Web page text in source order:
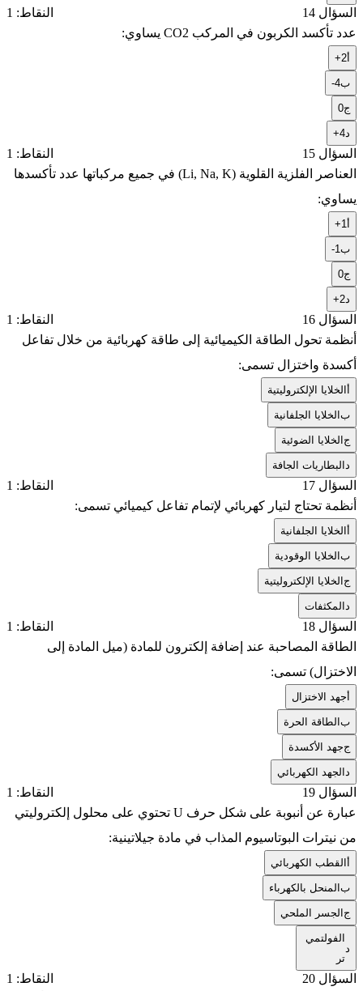
السؤال 14
النقاط: 1
عدد تأكسد الكربون في المركب CO2 يساوي:
+2
ب-4
ج0
+4
السؤال 15
النقاط: 1
العناصر الفلزية القلوية (Li, Na, K) في جميع مركباتها عدد تأكسدها
يساوي:
+1
ب-1
ج0
+2
السؤال 16
النقاط: 1
أنظمة تحول الطاقة الكيميائية إلى طاقة كهربائية من خلال تفاعل
أكسدة واختزال تسمى:
الخلايا الإلكتروليتية
بالخلايا الجلفانية
جالخلايا الضوئية
البطاريات الجافة
السؤال 17
النقاط: 1
أنظمة تحتاج لتيار كهربائي لإتمام تفاعل كيميائي تسمى:
الخلايا الجلفانية
بالخلايا الوقودية
جالخلايا الإلكتروليتية
المكثفات
السؤال 18
النقاط: 1
الطاقة المصاحبة عند إضافة إلكترون للمادة (ميل المادة إلى
الاختزال) تسمى:
جهد الاختزال
بالطاقة الحرة
ججهد الأكسدة
الجهد الكهربائي
السؤال 19
النقاط: 1
عبارة عن أنبوبة على شكل حرف U تحتوي على محلول إلكتروليتي
من نيترات البوتاسيوم المذاب في مادة جيلاتينية:
القطب الكهربائي
بالمنحل بالكهرباء
جالجسر الملحي
الفولتمي
تر
السؤال 20
النقاط: 1